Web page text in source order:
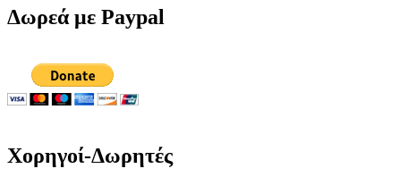
Δωρεά με Paypal
Χορηγοί-Δωρητές